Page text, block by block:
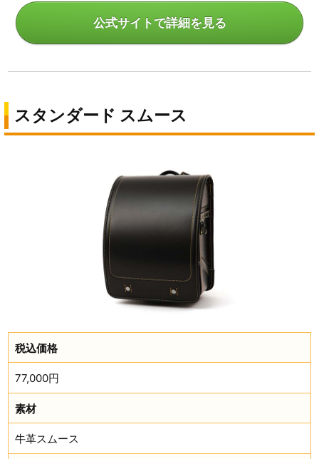
公式サイトで詳細を見る
スタンダード スムース
税込価格
77,000円
素材
牛革スムース